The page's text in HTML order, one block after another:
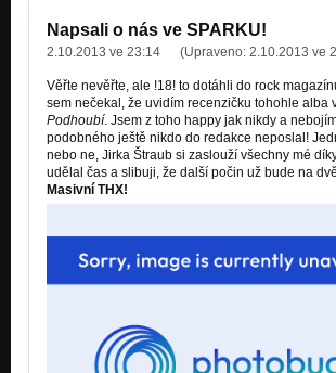
Napsali o nás ve SPARKU!
2.10.2013 ve 23:14 (Upraveno: 2.10.2013 ve
Věřte nevěřte, ale !18! to dotáhli do rock
sem nečekal, že uvidím recenzičku tohohle alba
Podhoubí. Jsem z toho happy jak nikdy a
podobného ještě nikdo do redakce neposlal!
nebo ne, Jirka Štraub si zaslouží všechny mé
udělal čas a slibuji, že další počin už bude na
Masivní THX!